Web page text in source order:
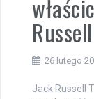
26 lutego
Jack Russell